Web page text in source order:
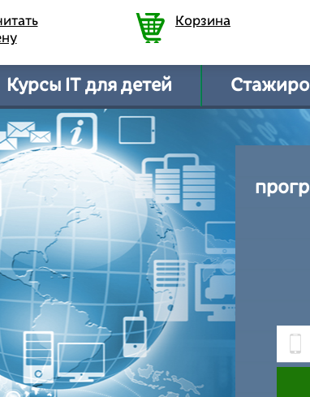
Корзина
Курсы IT для детей